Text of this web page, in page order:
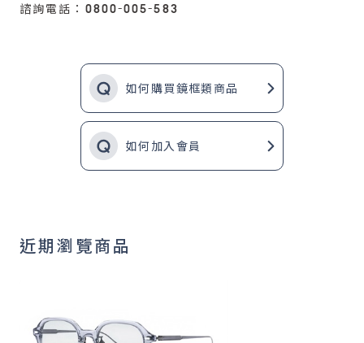
諮詢電話：0800-005-583
如何購買鏡框類商品
如何加入會員
近期瀏覽商品